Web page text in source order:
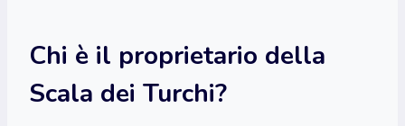
Chi è il proprietario della
Scala dei Turchi?